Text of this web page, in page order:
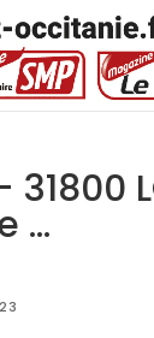
31800
...